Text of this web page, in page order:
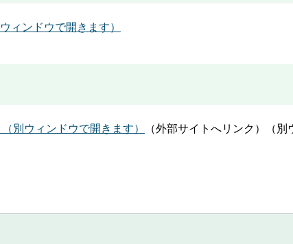
ィンドウで開きます）
別ウィンドウで開きます）
（外部サイトへリンク）（別